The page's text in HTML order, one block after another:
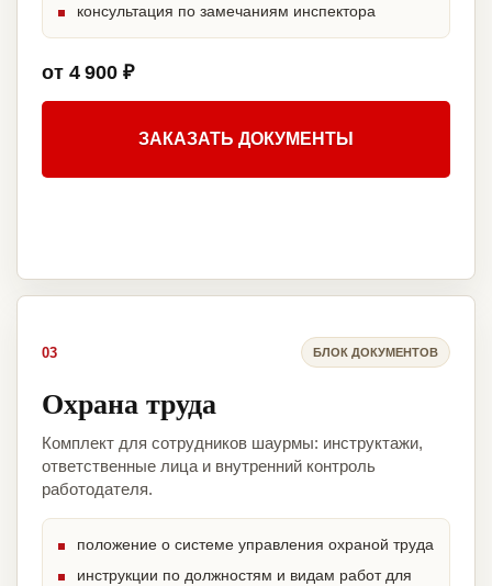
консультация по замечаниям инспектора
от 4 900 ₽
ЗАКАЗАТЬ ДОКУМЕНТЫ
03 БЛОК ДОКУМЕНТОВ
Охрана труда
Комплект для сотрудников шаурмы: инструктажи,
ответственные лица и внутренний контроль
работодателя.
положение о системе управления охраной труда
инструкции по должностям и видам работ для